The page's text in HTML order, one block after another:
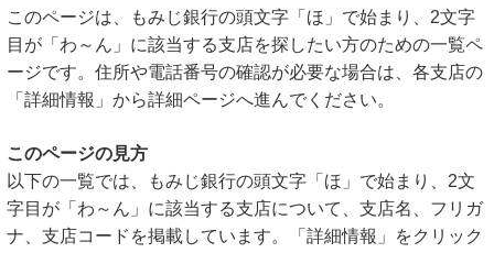
このページは、もみじ銀行の頭文字「ほ」で始まり、2文字
目が「わ～ん」に該当する支店を探したい方のための一覧ペ
ージです。住所や電話番号の確認が必要な場合は、各支店の
「詳細情報」から詳細ページへ進んでください。
このページの見方
以下の一覧では、もみじ銀行の頭文字「ほ」で始まり、2文
字目が「わ～ん」に該当する支店について、支店名、フリガ
ナ、支店コードを掲載しています。「詳細情報」をクリック